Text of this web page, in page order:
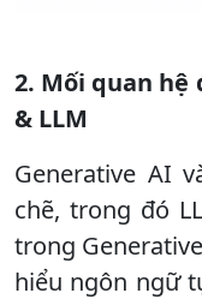
2. Mối quan
& LLM
Generative AI
chẽ, trong đó
trong
hiểu ngôn ngữ